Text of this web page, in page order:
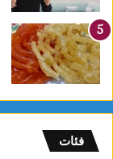
فئات